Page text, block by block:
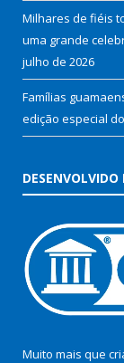
Milhares de fiéis
uma grande
julho de 2026
Famílias
edição especial
DESENVOLVIDO
Muito mais que